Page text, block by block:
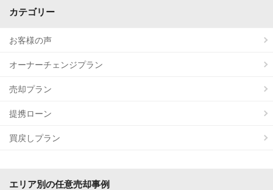
カテゴリー
お客様の声
オーナーチェンジプラン
売却プラン
提携ローン
買戻しプラン
エリア別の任意売却事例